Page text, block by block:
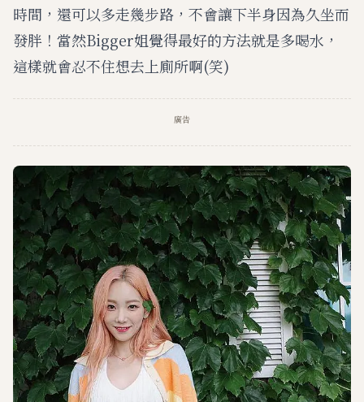
時間，還可以多走幾步路，不會讓下半身因為久坐而
發胖！當然Bigger姐覺得最好的方法就是多喝水，
這樣就會忍不住想去上廁所啊(笑)
廣告